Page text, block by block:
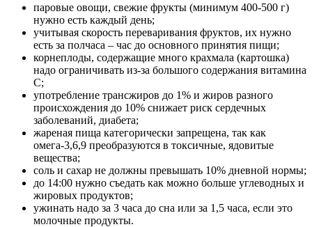
паровые овощи, свежие фрукты (минимум 400-500 г)
нужно есть каждый день;
учитывая скорость переваривания фруктов, их нужно
есть за полчаса – час до основного принятия пищи;
корнеплоды, содержащие много крахмала (картошка)
надо ограничивать из-за большого содержания витамина
С;
употребление трансжиров до 1% и жиров разного
происхождения до 10% снижает риск сердечных
заболеваний, диабета;
жареная пища категорически запрещена, так как
омега-3,6,9 преобразуются в токсичные, ядовитые
вещества;
соль и сахар не должны превышать 10% дневной нормы;
до 14:00 нужно съедать как можно больше углеводных и
жировых продуктов;
ужинать надо за 3 часа до сна или за 1,5 часа, если это
молочные продукты.